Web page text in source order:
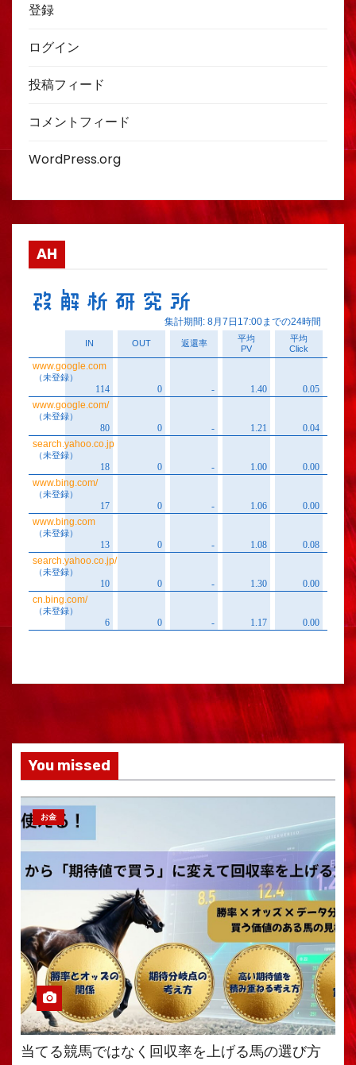
登録
ログイン
投稿フィード
コメントフィード
WordPress.org
AH
You missed
お金
当てる競馬ではなく回収率を上げる馬の選び方